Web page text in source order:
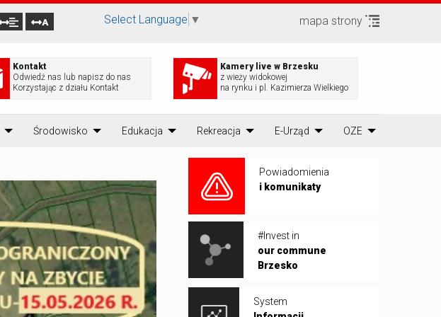
A Select Language ▼ mapa strony
Kontakt
Odwiedź nas lub napisz do nas
Korzystając z działu Kontakt
Kamery live w Brzesku
z wieży widokowej
na rynku i pl. Kazimierza Wielkiego
Środowisko Edukacja Rekreacja E-Urząd OZE
Powiadomienia
i komunikaty
#Invest in
our commune
Brzesko
System